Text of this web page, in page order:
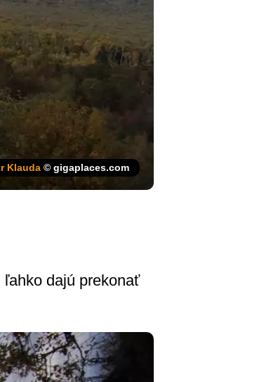
Klauda © gigaplaces.com
ľahko dajú prekonať